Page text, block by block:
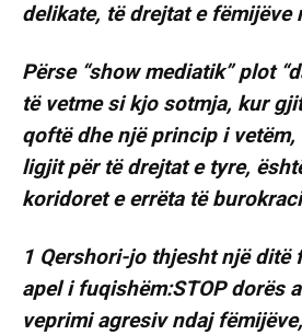
delikate, të drejtat e fëmijëve
Përse “show mediatik” plot
të vetme si kjo sotmja, kur
qoftë dhe një princip i
ligjit për të drejtat e tyre,
koridoret e errëta të
1 Qershori-jo thjesht një ditë
apel i fuqishëm:STOP dorës
veprimi agresiv ndaj